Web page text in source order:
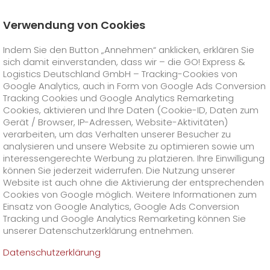
GO! Courier
GO! City
GO!Direct
GO!Same Day
GO! Touren
GO!On-Board-Courier
GO!Air Charter
GO! Express
GO!Overnight
Preise
Treibstoffzuschlag Overnight
>
GO!Worldwide +
Treibstoffzuschlag Worldwide
>
GO! Solutions
Branchenlösungen +
GO! Healthcare
GO!Hightech
GO!Media & Trade
Besondere Versandinhalte +
GO!Tierversand
GO!Gefahrgut
Besondere Versandanforderungen
GO!Freight-Service
GO! Value Added Services
Online Services +
GO! Kundenportal
Kundenportal Registrierung
IT Anbindungen
Unternehmen
Kaufmännische Mitarbeiter (m/w/d) Logistik
Verwendung von Cookies
Indem Sie den Button „Annehmen“ anklicken, erklären Sie
sich damit einverstanden, dass wir – die GO! Express &
Logistics Deutschland GmbH – Tracking-Cookies von
Google Analytics, auch in Form von Google Ads Conversion
Tracking Cookies und Google Analytics Remarketing
Cookies, aktivieren und Ihre Daten (Cookie-ID, Daten zum
Gerät / Browser, IP-Adressen, Website-Aktivitäten)
verarbeiten, um das Verhalten unserer Besucher zu
analysieren und unsere Website zu optimieren sowie um
interessengerechte Werbung zu platzieren. Ihre Einwilligung
können Sie jederzeit widerrufen. Die Nutzung unserer
Website ist auch ohne die Aktivierung der entsprechenden
Cookies von Google möglich. Weitere Informationen zum
Einsatz von Google Analytics, Google Ads Conversion
Tracking und Google Analytics Remarketing können Sie
unserer Datenschutzerklärung entnehmen.
Datenschutzerklärung